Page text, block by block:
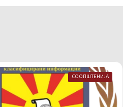
СООПШТЕНИЈА